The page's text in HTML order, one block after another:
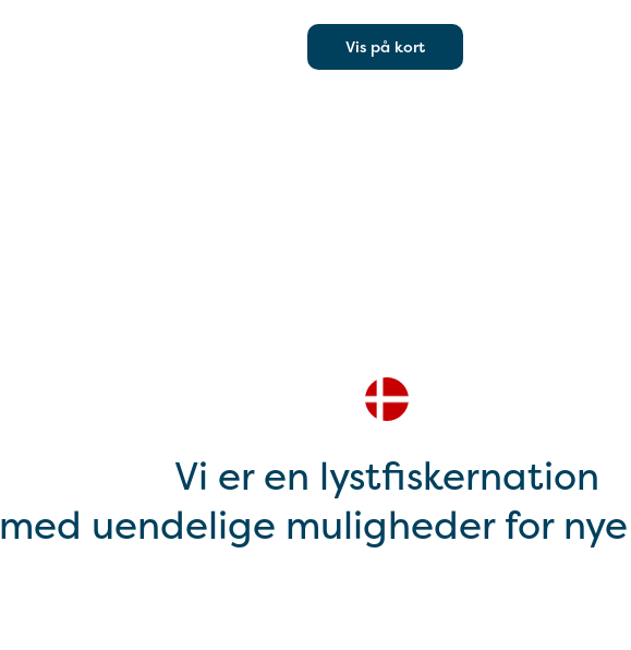
Vis på kort
Vi er en lystfiskernation
med uendelige muligheder for